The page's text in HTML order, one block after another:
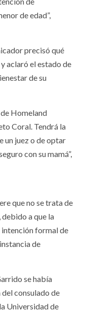
de edad”,
precisó qué
aclaró el estado de
de su
de Homeland
Coral. Tendrá la
un juez o de optar
con su mamá”,
que no se trata de
a que la
intención formal de
de
se había
consulado de
Universidad de